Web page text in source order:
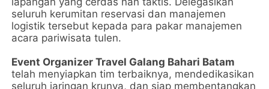
seluruh kerumitan reservasi dan manajemen
logistik tersebut kepada para pakar manajemen
acara pariwisata tulen.
Event Organizer Travel Galang Bahari Batam
telah menyiapkan tim terbaiknya, mendedikasikan
seluruh jaringan krunya, dan siap membentangkan